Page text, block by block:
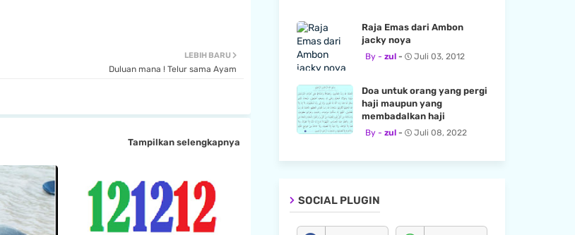
LEBIH BARU
Duluan mana ! Telur sama Ayam
Tampilkan selengkapnya
Raja Emas dari Ambon
jacky noya
zul Juli 03, 2012
Doa untuk orang yang pergi
haji maupun yang
membadalkan haji
zul Juli 08, 2022
SOCIAL PLUGIN